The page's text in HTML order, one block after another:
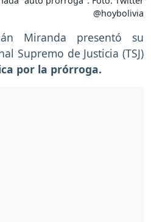
@hoybolivia
Miranda presentó su
Supremo de Justicia (TSJ)
por la prórroga.